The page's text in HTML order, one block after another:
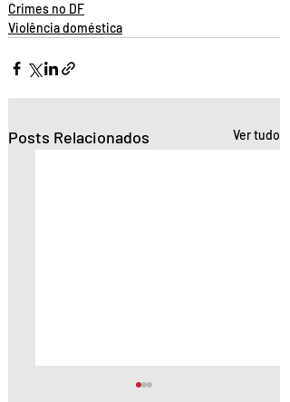
Crimes no DF
Violência doméstica
Posts Relacionados Ver tudo